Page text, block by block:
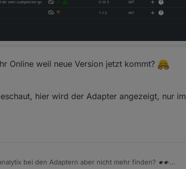
Online weil neue Version jetzt kommt?
hier wird der Adapter angezeigt, nur im
bei den Adaptern aber nicht mehr finden?